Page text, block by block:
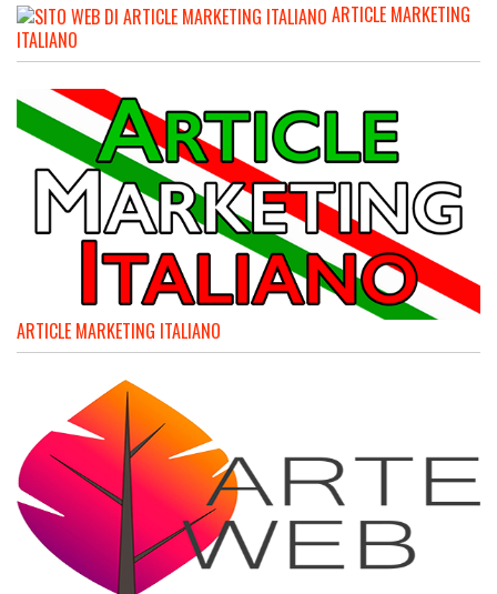
ARTICLE MARKETING
ITALIANO
ARTICLE MARKETING ITALIANO